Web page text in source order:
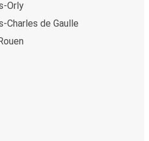
Orly
Charles de Gaulle